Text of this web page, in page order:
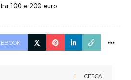
100 e 200 euro
CERCA